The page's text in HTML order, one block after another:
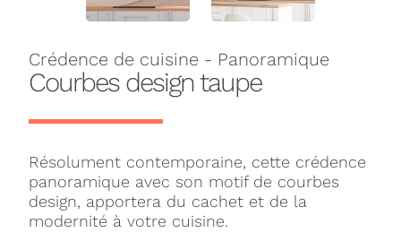
Crédence de cuisine - Panoramique
Courbes design taupe
Résolument contemporaine, cette crédence
panoramique avec son motif de courbes
design, apportera du cachet et de la
modernité à votre cuisine.